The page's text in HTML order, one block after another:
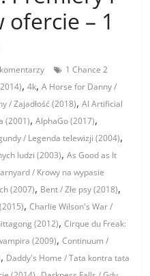
– 1
1 Chance 2
,4k,A Horse for Danny /
/ Zajadłość (2018),AI Artificial
(2001),AlphaGo (2017),
/ Legenda telewizji (2004),
ludzi (2003),As Good as It
/ Krowy na wypasie
(2007), Bent / Złe psy (2018),
,Charlie Wilson's War /
(2012),Cirque du Freak:
(2009),Continuum /
, Daddy's Home / Tata kontra tata